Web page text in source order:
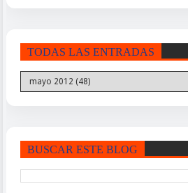
TODAS LAS ENTRADAS
BUSCAR ESTE BLOG